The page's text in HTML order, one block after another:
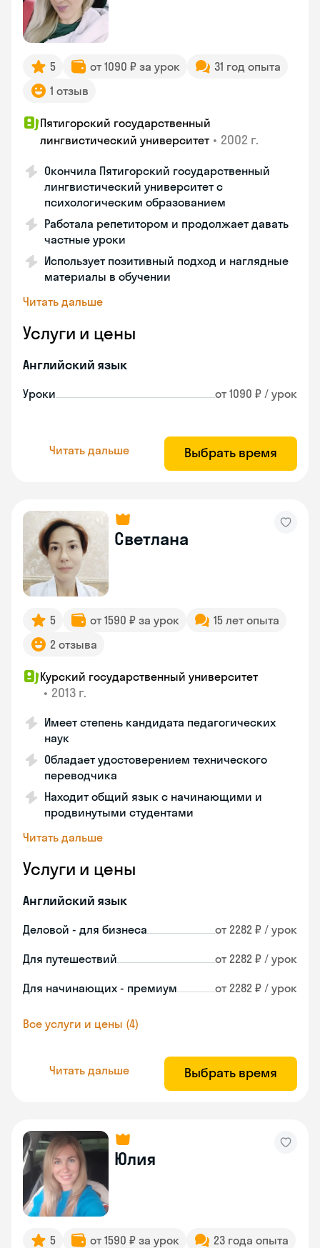
5 от 1090 ₽ за урок
31 год опыта
1 отзыв
Пятигорский государственный
лингвистический университет • 2002 г.
Окончила Пятигорский государственный
лингвистический университет с
психологическим образованием
Работала репетитором и продолжает давать
частные уроки
Использует позитивный подход и наглядные
материалы в обучении
Читать дальше
Услуги и цены
Английский язык
Уроки от 1090 ₽ / урок
Читать дальше Выбрать время
Светлана
5 от 1590 ₽ за урок
15 лет опыта
2 отзыва
Курский государственный университет
• 2013 г.
Имеет степень кандидата педагогических
наук
Обладает удостоверением технического
переводчика
Находит общий язык с начинающими и
продвинутыми студентами
Читать дальше
Услуги и цены
Английский язык
Деловой - для бизнеса от 2282 ₽ / урок
Для путешествий от 2282 ₽ / урок
Для начинающих - премиум от 2282 ₽ / урок
Все услуги и цены (4)
Читать дальше Выбрать время
Юлия
5 от 1590 ₽ за урок
23 года опыта